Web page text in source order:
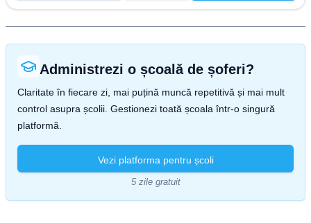
Administrezi o școală de șoferi?
Claritate în fiecare zi, mai puțină muncă repetitivă și mai mult
control asupra școlii. Gestionezi toată școala într-o singură
platformă.
Vezi platforma pentru școli
5 zile gratuit